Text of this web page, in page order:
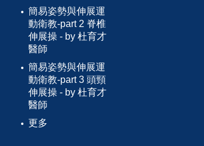
簡易姿勢與伸展運
動衛教-part 2 脊椎
伸展操 - by 杜育才
醫師
簡易姿勢與伸展運
動衛教-part 3 頭頸
伸展操 - by 杜育才
醫師
更多